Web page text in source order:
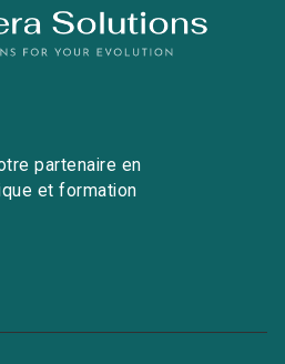
partenaire en
et formation